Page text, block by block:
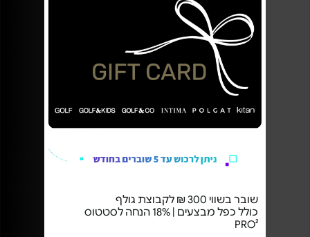
שובר בשווי 300 ₪ לקבוצת גולף
כולל כפל מבצעים | 18% הנחה לסטטוס
PRO²